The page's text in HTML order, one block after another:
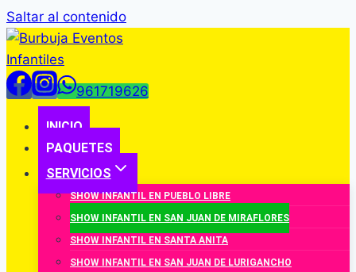
Saltar al contenido
961719626
INICIO
PAQUETES
SERVICIOS
SHOW INFANTIL EN PUEBLO LIBRE
SHOW INFANTIL EN SAN JUAN DE MIRAFLORES
SHOW INFANTIL EN SANTA ANITA
SHOW INFANTIL EN SAN JUAN DE LURIGANCHO